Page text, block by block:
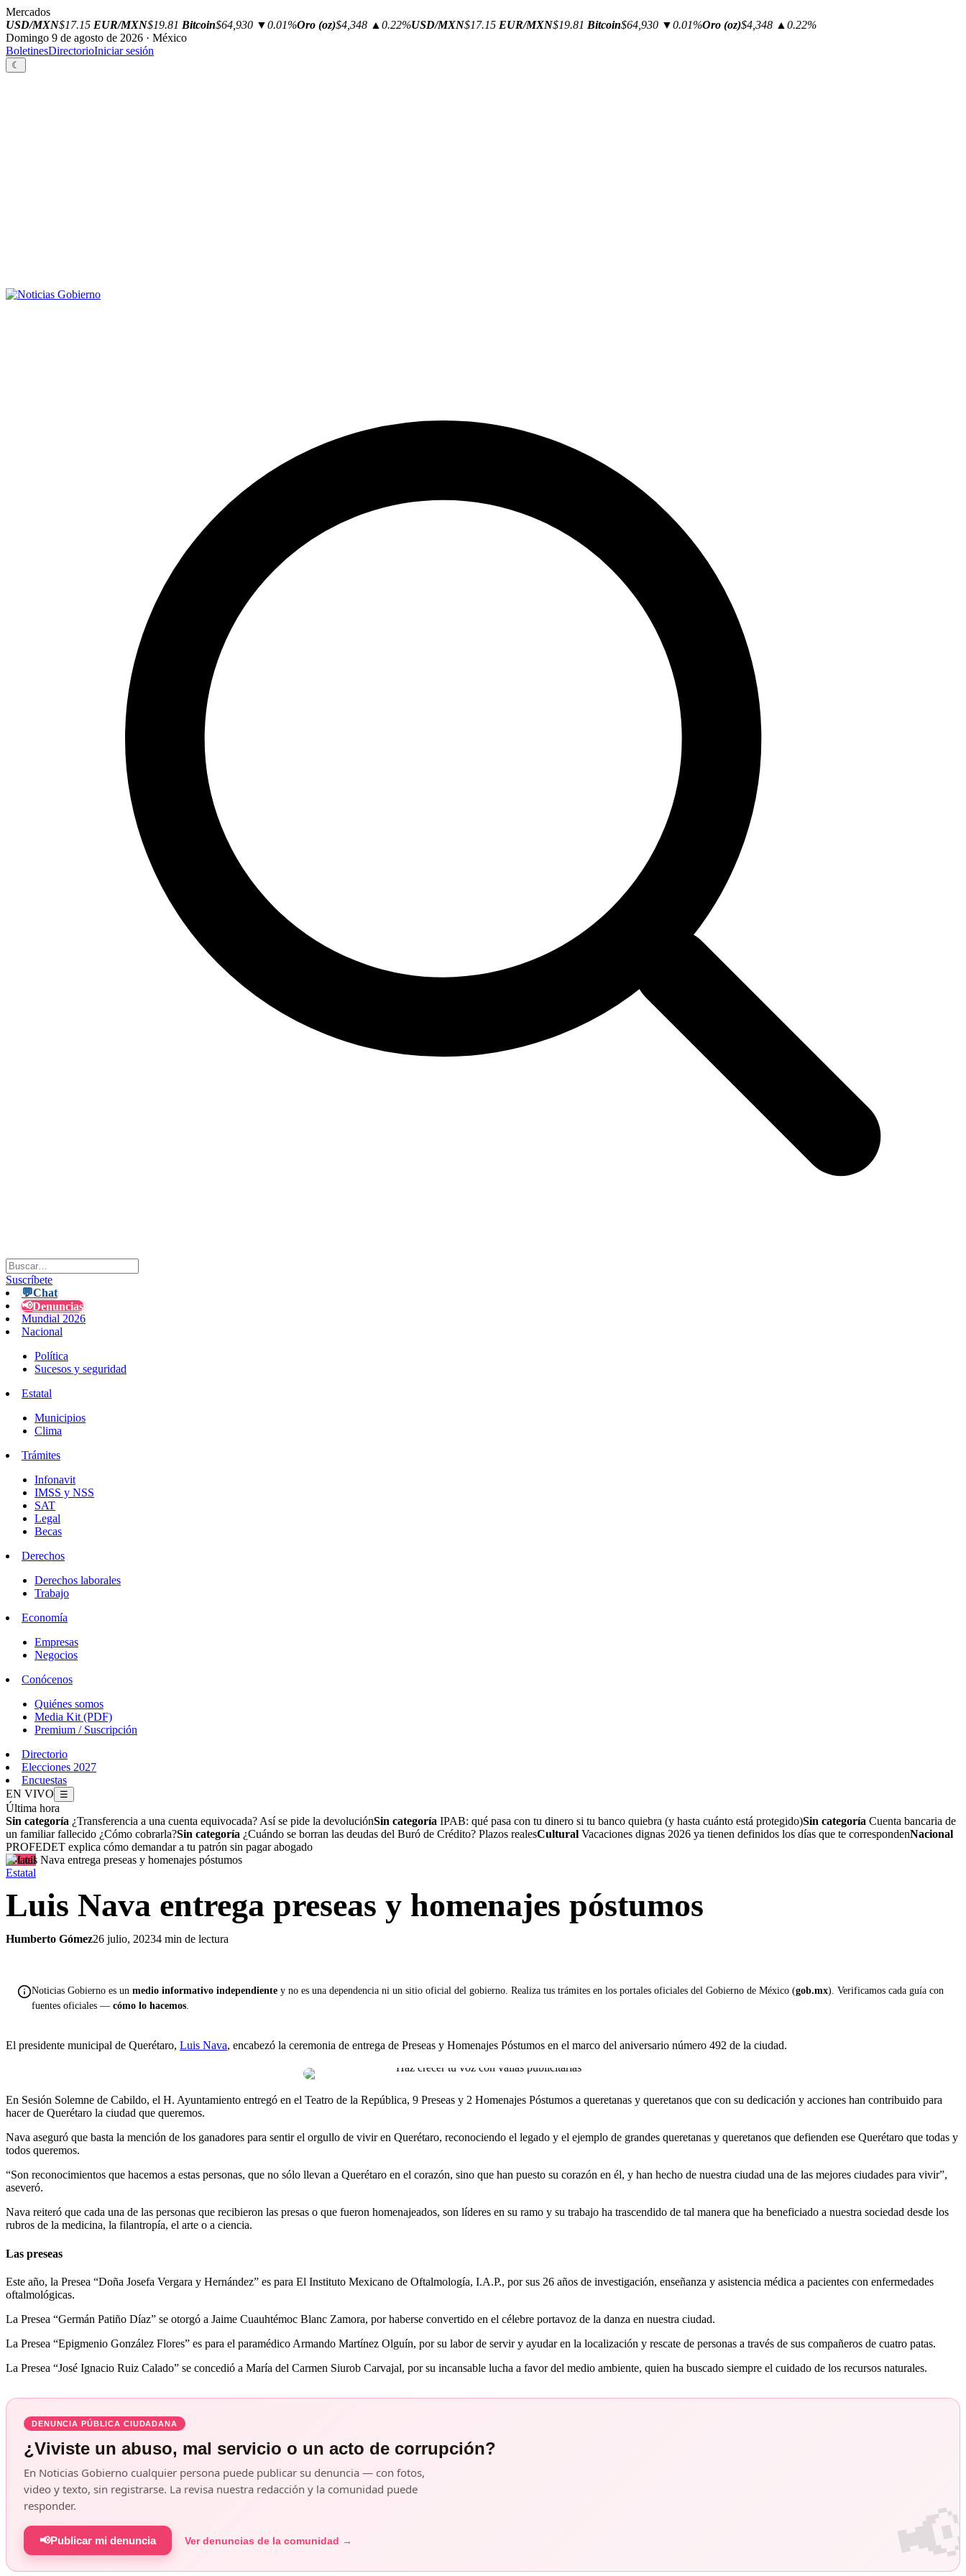
Mercados
USD/MXN$17.15 EUR/MXN$19.81 Bitcoin$64,930 ▼0.01%Oro (oz)$4,348 ▲0.22%USD/MXN$17.15 EUR/MXN$19.81 Bitcoin$64,930 ▼0.01%Oro (oz)$4,348 ▲0.22%
Domingo 9 de agosto de 2026 · México
BoletinesDirectorioIniciar sesión
☾
Suscríbete
💬Chat
📢Denuncias
Mundial 2026
Nacional
Política
Sucesos y seguridad
Estatal
Municipios
Clima
Trámites
Infonavit
IMSS y NSS
SAT
Legal
Becas
Derechos
Derechos laborales
Trabajo
Economía
Empresas
Negocios
Conócenos
Quiénes somos
Media Kit (PDF)
Premium / Suscripción
Directorio
Elecciones 2027
Encuestas
EN VIVO
☰
Última hora
Sin categoría ¿Transferencia a una cuenta equivocada? Así se pide la devoluciónSin categoría IPAB: qué pasa con tu dinero si tu banco quiebra (y hasta cuánto está protegido)Sin categoría Cuenta bancaria de
un familiar fallecido ¿Cómo cobrarla?Sin categoría ¿Cuándo se borran las deudas del Buró de Crédito? Plazos realesCultural Vacaciones dignas 2026 ya tienen definidos los días que te correspondenNacional
PROFEDET explica cómo demandar a tu patrón sin pagar abogado
Estatal
Estatal
Luis Nava entrega preseas y homenajes póstumos
Humberto Gómez26 julio, 20234 min de lectura
Noticias Gobierno es un medio informativo independiente y no es una dependencia ni un sitio oficial del gobierno. Realiza tus trámites en los portales oficiales del Gobierno de México (gob.mx). Verificamos cada guía con
fuentes oficiales — cómo lo hacemos.
El presidente municipal de Querétaro, Luis Nava, encabezó la ceremonia de entrega de Preseas y Homenajes Póstumos en el marco del aniversario número 492 de la ciudad.
En Sesión Solemne de Cabildo, el H. Ayuntamiento entregó en el Teatro de la República, 9 Preseas y 2 Homenajes Póstumos a queretanas y queretanos que con su dedicación y acciones han contribuido para
hacer de Querétaro la ciudad que queremos.
Nava aseguró que basta la mención de los ganadores para sentir el orgullo de vivir en Querétaro, reconociendo el legado y el ejemplo de grandes queretanas y queretanos que defienden ese Querétaro que todas y
todos queremos.
“Son reconocimientos que hacemos a estas personas, que no sólo llevan a Querétaro en el corazón, sino que han puesto su corazón en él, y han hecho de nuestra ciudad una de las mejores ciudades para vivir”,
aseveró.
Nava reiteró que cada una de las personas que recibieron las presas o que fueron homenajeados, son líderes en su ramo y su trabajo ha trascendido de tal manera que ha beneficiado a nuestra sociedad desde los
rubros de la medicina, la filantropía, el arte o a ciencia.
Las preseas
Este año, la Presea “Doña Josefa Vergara y Hernández” es para El Instituto Mexicano de Oftalmología, I.A.P., por sus 26 años de investigación, enseñanza y asistencia médica a pacientes con enfermedades
oftalmológicas.
La Presea “Germán Patiño Díaz” se otorgó a Jaime Cuauhtémoc Blanc Zamora, por haberse convertido en el célebre portavoz de la danza en nuestra ciudad.
La Presea “Epigmenio González Flores” es para el paramédico Armando Martínez Olguín, por su labor de servir y ayudar en la localización y rescate de personas a través de sus compañeros de cuatro patas.
La Presea “José Ignacio Ruiz Calado” se concedió a María del Carmen Siurob Carvajal, por su incansable lucha a favor del medio ambiente, quien ha buscado siempre el cuidado de los recursos naturales.
DENUNCIA PÚBLICA CIUDADANA
¿Viviste un abuso, mal servicio o un acto de corrupción?
En Noticias Gobierno cualquier persona puede publicar su denuncia — con fotos,
video y texto, sin registrarse. La revisa nuestra redacción y la comunidad puede
responder.
📢Publicar mi denuncia Ver denuncias de la comunidad →